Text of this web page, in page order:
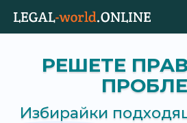
РЕШЕТЕ
Избирайки